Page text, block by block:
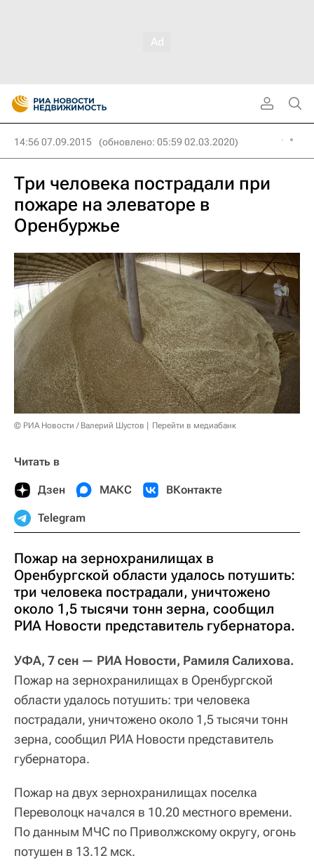
14:56 07.09.2015 (обновлено: 05:59 02.03.2020)
Три человека пострадали при
пожаре на элеваторе в
Оренбуржье
© РИА Новости / Валерий Шустов Перейти в медиабанк
Читать в
Дзен МАКС ВКонтакте
Telegram
Пожар на зернохранилищах в
Оренбургской области удалось потушить:
три человека пострадали, уничтожено
около 1,5 тысячи тонн зерна, сообщил
РИА Новости представитель губернатора.
УФА, 7 сен — РИА Новости, Рамиля Салихова.
Пожар на зернохранилищах в Оренбургской
области удалось потушить: три человека
пострадали, уничтожено около 1,5 тысячи тонн
зерна, сообщил РИА Новости представитель
губернатора.
Пожар на двух зернохранилищах поселка
Переволоцк начался в 10.20 местного времени.
По данным МЧС по Приволжскому округу, огонь
потушен в 13.12 мск.